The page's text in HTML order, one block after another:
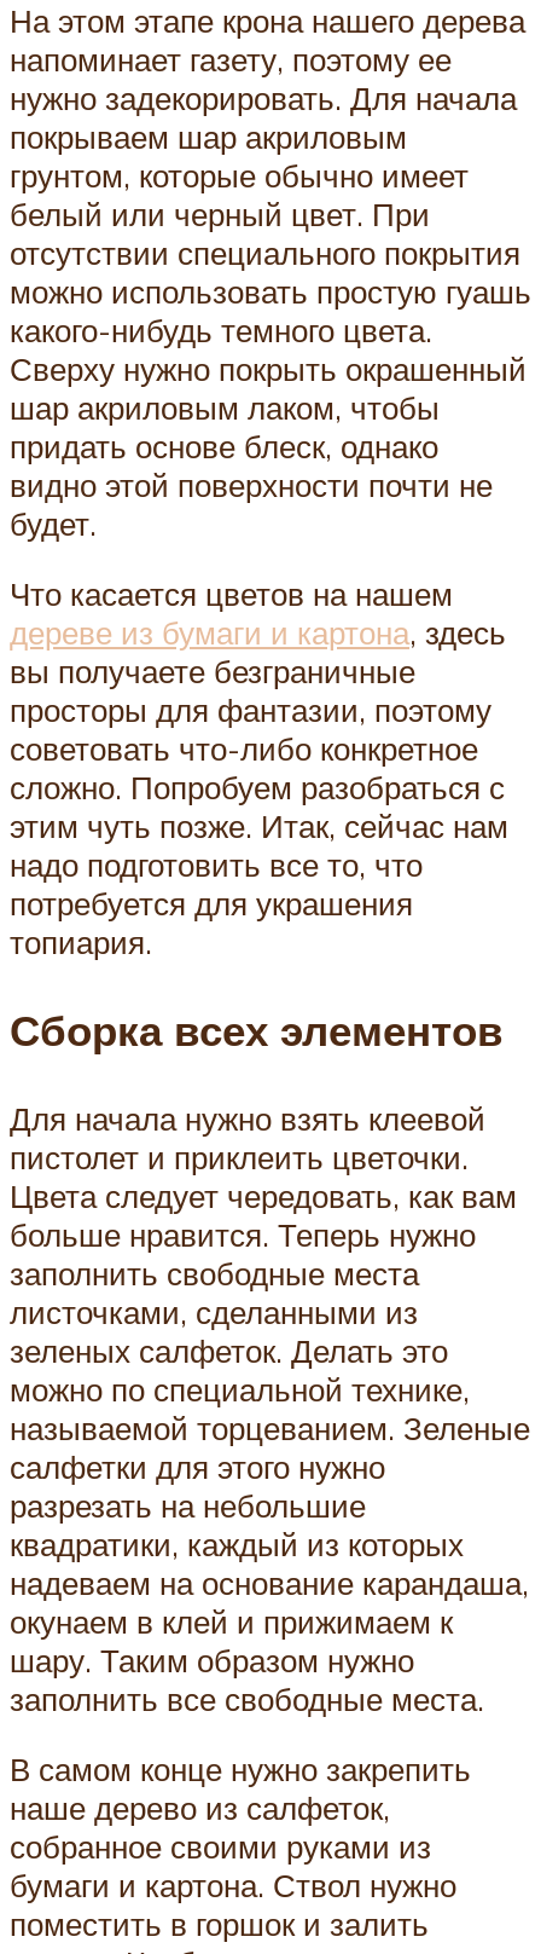
На этом этапе крона нашего дерева
напоминает газету, поэтому ее
нужно задекорировать. Для начала
покрываем шар акриловым
грунтом, которые обычно имеет
белый или черный цвет. При
отсутствии специального покрытия
можно использовать простую гуашь
какого-нибудь темного цвета.
Сверху нужно покрыть окрашенный
шар акриловым лаком, чтобы
придать основе блеск, однако
видно этой поверхности почти не
будет.
Что касается цветов на нашем
дереве из бумаги и картона, здесь
вы получаете безграничные
просторы для фантазии, поэтому
советовать что-либо конкретное
сложно. Попробуем разобраться с
этим чуть позже. Итак, сейчас нам
надо подготовить все то, что
потребуется для украшения
топиария.
Сборка всех элементов
Для начала нужно взять клеевой
пистолет и приклеить цветочки.
Цвета следует чередовать, как вам
больше нравится. Теперь нужно
заполнить свободные места
листочками, сделанными из
зеленых салфеток. Делать это
можно по специальной технике,
называемой торцеванием. Зеленые
салфетки для этого нужно
разрезать на небольшие
квадратики, каждый из которых
надеваем на основание карандаша,
окунаем в клей и прижимаем к
шару. Таким образом нужно
заполнить все свободные места.
В самом конце нужно закрепить
наше дерево из салфеток,
собранное своими руками из
бумаги и картона. Ствол нужно
поместить в горшок и залить